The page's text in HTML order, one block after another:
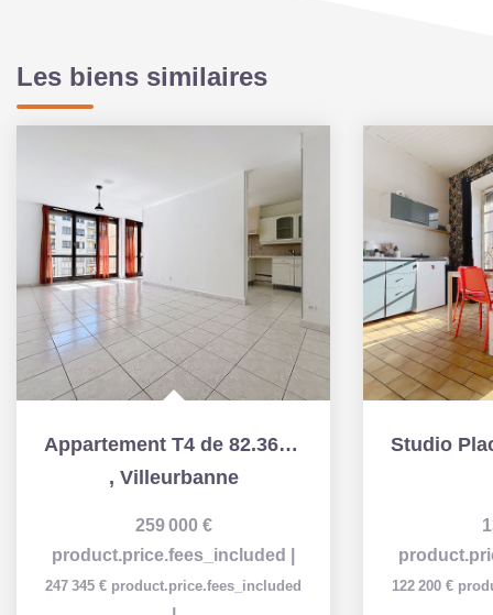
Les biens similaires
Appartement T4 de 82.36 m2 - cave - garage / Proche de...
, Villeurbanne
259 000 €
product.price.fees_included
247 345 € product.price.fees_included 122 200 €